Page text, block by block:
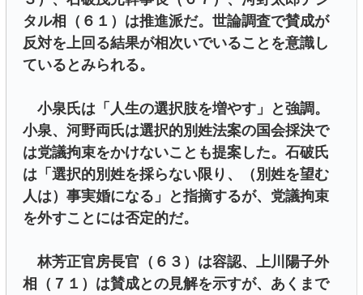
タル相（６１）は推進派だ。世論調査で賛成が
反対を上回る結果が相次いでいることを意識し
ているとみられる。
小泉氏は「人生の選択肢を増やす」と強調。
小泉、河野両氏は選択的別姓法案の国会採決で
は党議拘束をかけないことも提案した。石破氏
は「選択的別姓を採らない限り、（別姓を望む
人は）事実婚になる」と指摘するが、党議拘束
を外すことには否定的だ。
林芳正官房長官（６３）は容認、上川陽子外
相（７１）は賛成との見解を示すが、あくまで